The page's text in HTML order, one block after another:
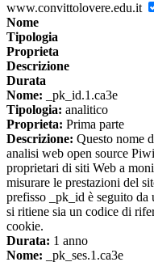
www.convittolovere.edu.it
Nome
Tipologia
Proprieta
Descrizione
Durata
Nome: _pk_id.1.ca3e
Tipologia: analitico
Proprieta: Prima parte
Descrizione: Questo nome
analisi web open source
proprietari di siti Web a
misurare le prestazioni del
prefisso _pk_id è seguito da
si ritiene sia un codice di
cookie.
Durata: 1 anno
Nome: _pk_ses.1.ca3e